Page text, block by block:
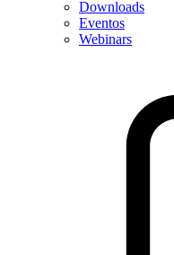
Downloads
Eventos
Webinars